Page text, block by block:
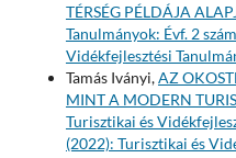
TÉRSÉG PÉLDÁJA
Tanulmányok: Évf. 2
Vidékfejlesztési
Tamás Iványi,AZ
MINT A MODERN
Turisztikai és
(2022): Turisztikai és